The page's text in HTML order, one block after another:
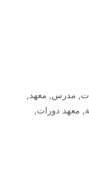
, مدرس, معهد,
, معهد دورات,